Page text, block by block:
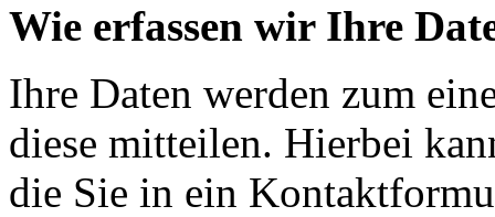
Wie erfassen wir Ihre
Ihre Daten werden zum
diese mitteilen. Hierbei
die Sie in ein